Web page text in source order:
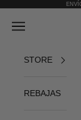
Abrir menú de
STORE
REBAJAS